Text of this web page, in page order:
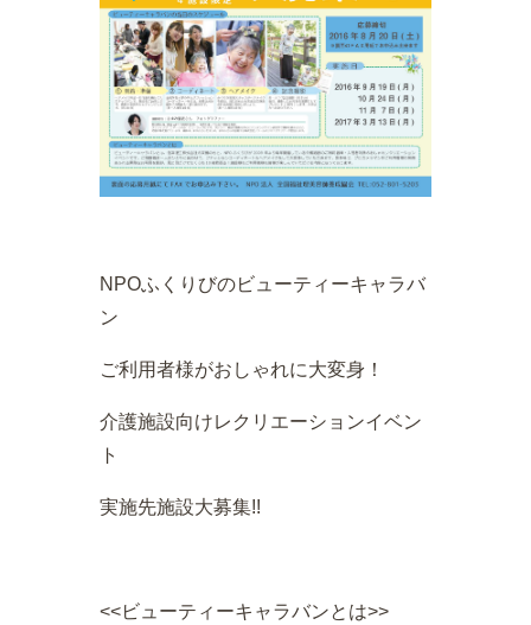
NPOふくりびのビューティーキャラバ
ン
ご利用者様がおしゃれに大変身！
介護施設向けレクリエーションイベン
ト
実施先施設大募集!!
<<ビューティーキャラバンとは>>